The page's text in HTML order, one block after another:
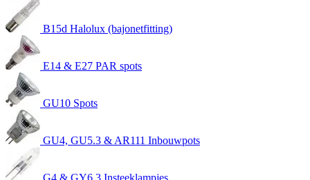
B15d Halolux (bajonetfitting)
E14 & E27 PAR spots
GU10 Spots
GU4, GU5.3 & AR111 Inbouwpots
G4 & GY6,3 Insteeklampjes